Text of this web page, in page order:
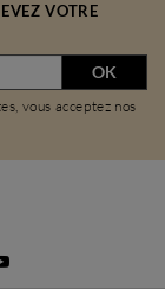
VOTRE
OK
vous acceptez nos